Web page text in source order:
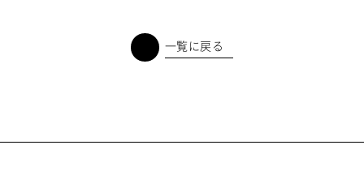
一覧に戻る